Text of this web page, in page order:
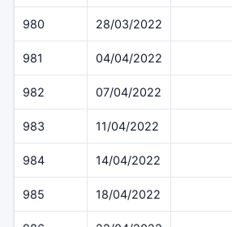
980 28/03/2022
981 04/04/2022
982 07/04/2022
983 11/04/2022
984 14/04/2022
985 18/04/2022